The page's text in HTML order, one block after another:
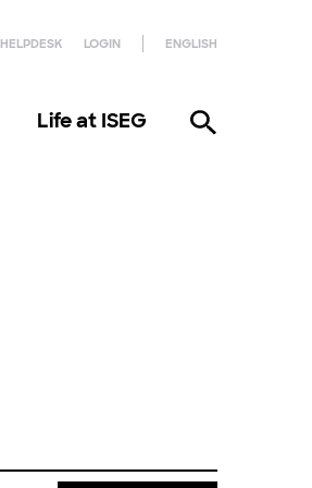
HELPDESK LOGIN ENGLISH
Life at ISEG